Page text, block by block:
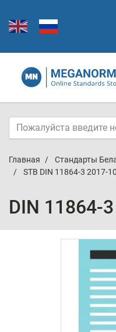
Главная Стандарты
STB DIN 11864-3 2017-10
DIN 11864-